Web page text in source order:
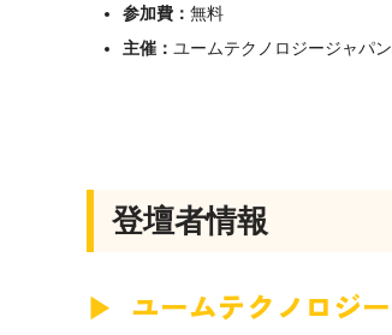
参加費： 無料
主催： ユームテクノロジージャパ
登壇者情報
ユームテクノロジ